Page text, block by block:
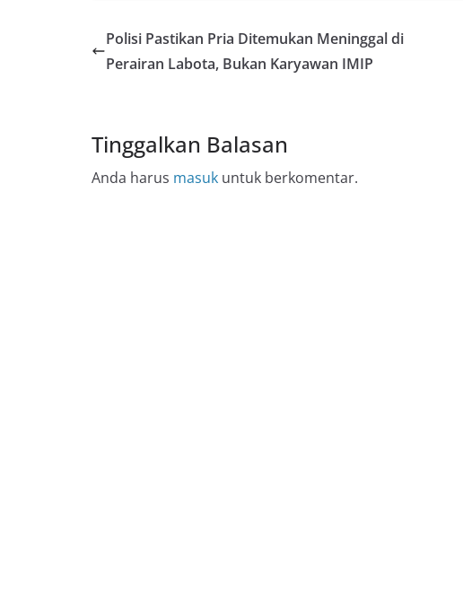
Polisi Pastikan Pria Ditemukan Meninggal di
Perairan Labota, Bukan Karyawan IMIP
Tinggalkan Balasan
Anda harus masuk untuk berkomentar.